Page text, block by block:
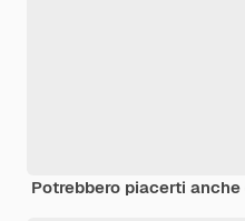
Potrebbero piacerti anche